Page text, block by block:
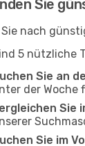
Sie
Sie nach
5 nützliche
Sie an
der Woche
Sie
Sie im